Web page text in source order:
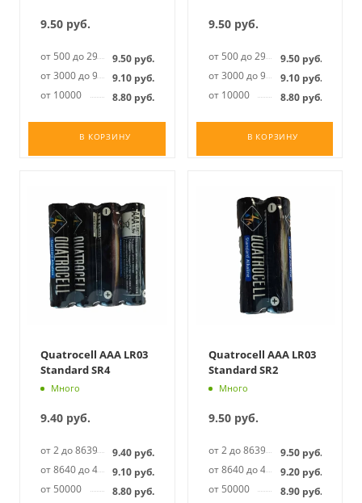
9.50 руб.
от 500 до 2999 9.50 руб.
от 3000 до 99999.10 руб.
от 10000
8.80 руб.
В КОРЗИНУ
9.50руб.
от 500 до 2999 9.50руб.
от 3000 до 99999.10руб.
от 10000
8.80руб.
В КОРЗИНУ
Quatrocell AAA LR03
Standard SR4
Много
9.40 руб.
от 2 до 8639 9.40 руб.
от 8640 до 499999.10 руб.
от 50000
8.80 руб.
Quatrocell AAA LR03
Standard SR2
Много
9.50руб.
от 2 до 8639 9.50руб.
от 8640 до 499999.20руб.
от 50000
8.90руб.